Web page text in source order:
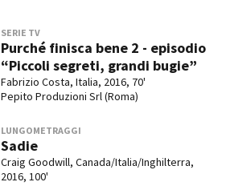
SERIE TV
Purché finisca bene 2 - episodio
“Piccoli segreti, grandi bugie”
Fabrizio Costa, Italia, 2016, 70'
Pepito Produzioni Srl (Roma)
LUNGOMETRAGGI
Sadie
Craig Goodwill, Canada/Italia/Inghilterra,
2016, 100'